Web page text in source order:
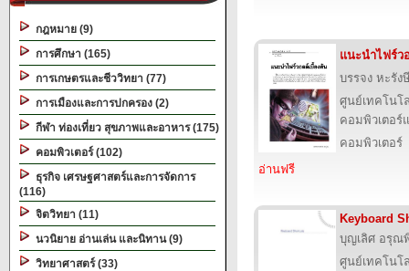
กฎหมาย (9)
การศึกษา (165)
การเกษตรและชีววิทยา (77)
การเมืองและการปกครอง (2)
กีฬา ท่องเที่ยว สุขภาพและอาหาร (175)
คอมพิวเตอร์ (102)
ธุรกิจ เศรษฐศาสตร์และการจัดการ
(116)
จิตวิทยา (11)
นวนิยาย อ่านเล่น และนิทาน (9)
วิทยาศาสตร์ (33)
แนะนำไฟร์ว
บรรจง หะรัง
ศูนย์เทคโนโ
คอมพิวเตอร์
คอมพิวเตอร์
อ่านฟรี
Keyboard
บุญเลิศ อรุณ
ศูนย์เทคโนโ